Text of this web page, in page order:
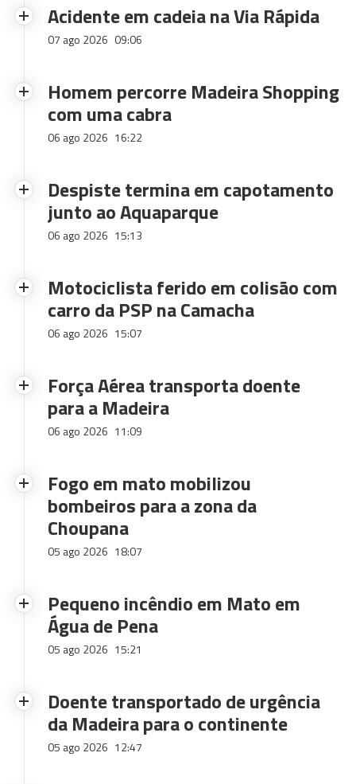
Acidente em cadeia na Via Rápida
07 ago 2026 09:06
Homem percorre Madeira Shopping
com uma cabra
06 ago 2026 16:22
Despiste termina em capotamento
junto ao Aquaparque
06 ago 2026 15:13
Motociclista ferido em colisão com
carro da PSP na Camacha
06 ago 2026 15:07
Força Aérea transporta doente
para a Madeira
06 ago 2026 11:09
Fogo em mato mobilizou
bombeiros para a zona da
Choupana
05 ago 2026 18:07
Pequeno incêndio em Mato em
Água de Pena
05 ago 2026 15:21
Doente transportado de urgência
da Madeira para o continente
05 ago 2026 12:47